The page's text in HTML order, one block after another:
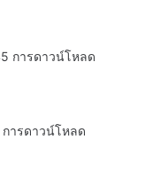
การดาวน์โหลด
การดาวน์โหลด